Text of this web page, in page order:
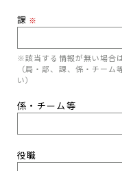
課 ※
※該当する情報が無い場合
（局・部、課、係・チー
い）
係・チーム等
役職